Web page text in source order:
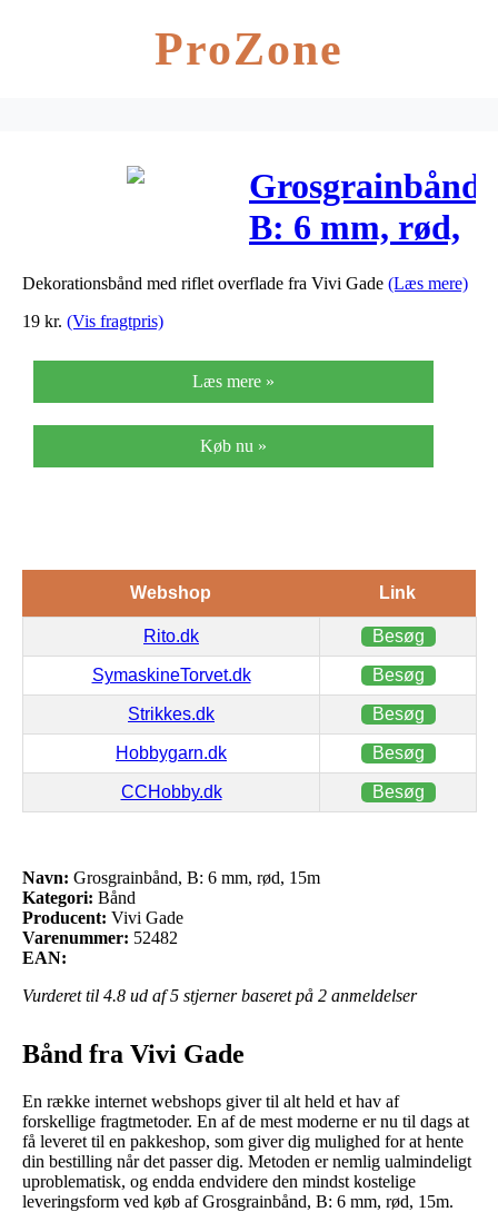
ProZone
Grosgrainbånd,
B: 6 mm, rød,
15m
Dekorationsbånd med riflet overflade fra Vivi Gade (Læs mere)
19 kr. (Vis fragtpris)
Læs mere »
Køb nu »
Webshop Link
Rito.dk Besøg
SymaskineTorvet.dk Besøg
Strikkes.dk Besøg
Hobbygarn.dk Besøg
CCHobby.dk Besøg
Navn: Grosgrainbånd, B: 6 mm, rød, 15m
Kategori: Bånd
Producent: Vivi Gade
Varenummer: 52482
EAN:
Vurderet til 4.8 ud af 5 stjerner baseret på 2 anmeldelser
Bånd fra Vivi Gade
En række internet webshops giver til alt held et hav af
forskellige fragtmetoder. En af de mest moderne er nu til dags at
få leveret til en pakkeshop, som giver dig mulighed for at hente
din bestilling når det passer dig. Metoden er nemlig ualmindeligt
uproblematisk, og endda endvidere den mindst kostelige
leveringsform ved køb af Grosgrainbånd, B: 6 mm, rød, 15m.